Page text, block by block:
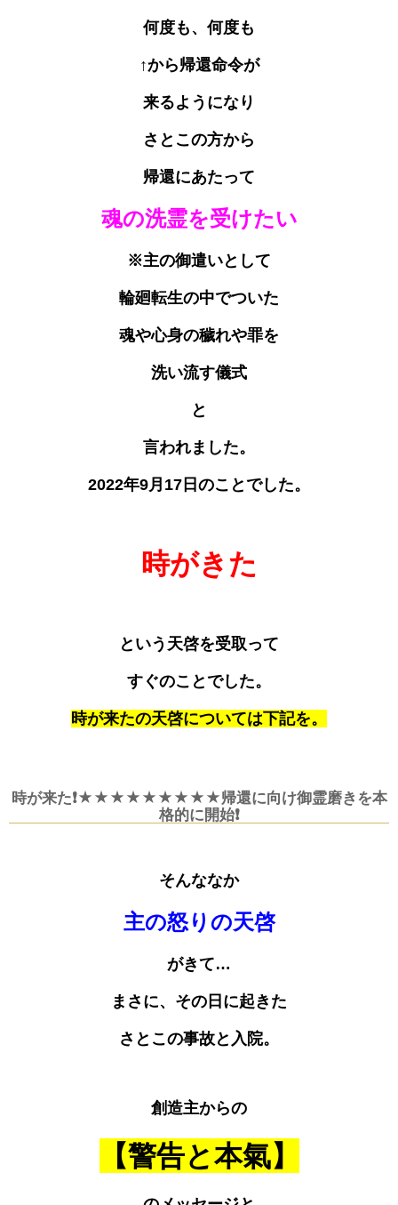
何度も、何度も
↑から帰還命令が
来るようになり
さとこの方から
帰還にあたって
魂の洗霊を受けたい
※主の御遣いとして
輪廻転生の中でついた
魂や心身の穢れや罪を
洗い流す儀式
と
言われました。
2022年9月17日のことでした。
時がきた
という天啓を受取って
すぐのことでした。
時が来たの天啓については下記を。
時が来た❗️★★★★★★★★★帰還に向け御霊磨きを本
格的に開始❗️
そんななか
主の怒りの天啓
がきて…
まさに、その日に起きた
さとこの事故と入院。
創造主からの
【警告と本氣】